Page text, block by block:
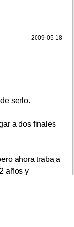
2009-05-18
serlo.
a dos finales
ahora trabaja
años y